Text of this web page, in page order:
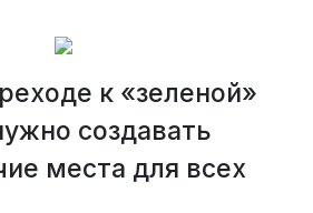
к «зеленой»
создавать
места для всех